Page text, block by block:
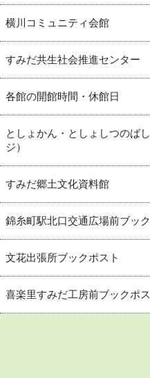
横川コミュニティ会館
すみだ共生社会推進センター
各館の開館時間・休館日
としょかん・としょしつのば
ジ）
すみだ郷土文化資料館
錦糸町駅北口交通広場前ブッ
文花出張所ブックポスト
喜楽里すみだ工房前ブックポ